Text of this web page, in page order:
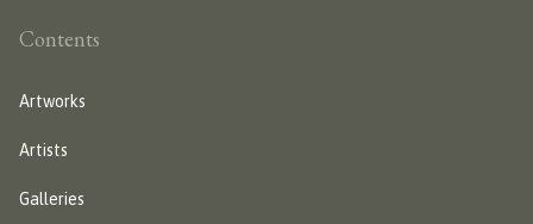
Contents
Artworks
Artists
Galleries